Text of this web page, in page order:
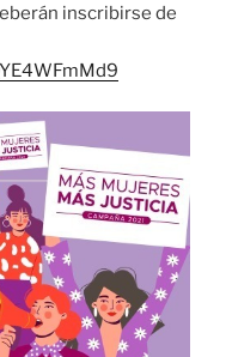
inscribirse de